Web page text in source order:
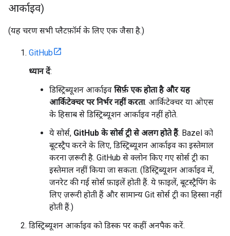
आर्काइव)
(यह चरण सभी प्लैटफ़ॉर्म के लिए एक जैसा है.)
GitHub
ध्यान दें:
डिस्ट्रिब्यूशन आर्काइव सिर्फ़ एक होता है और यह
आर्किटेक्चर पर निर्भर नहीं करता. आर्किटेक्चर या ओएस
के हिसाब से डिस्ट्रिब्यूशन आर्काइव नहीं होते.
ये सोर्स, GitHub के सोर्स ट्री से अलग होते हैं. Bazel को
बूटस्ट्रैप करने के लिए, डिस्ट्रिब्यूशन आर्काइव का इस्तेमाल
करना ज़रूरी है. GitHub से क्लोन किए गए सोर्स ट्री का
इस्तेमाल नहीं किया जा सकता. (डिस्ट्रिब्यूशन आर्काइव में,
जनरेट की गई सोर्स फ़ाइलें होती हैं. ये फ़ाइलें, बूटस्ट्रैपिंग के
लिए ज़रूरी होती हैं और सामान्य Git सोर्स ट्री का हिस्सा नहीं
होती हैं.)
डिस्ट्रिब्यूशन आर्काइव को डिस्क पर कहीं अनपैक करें.